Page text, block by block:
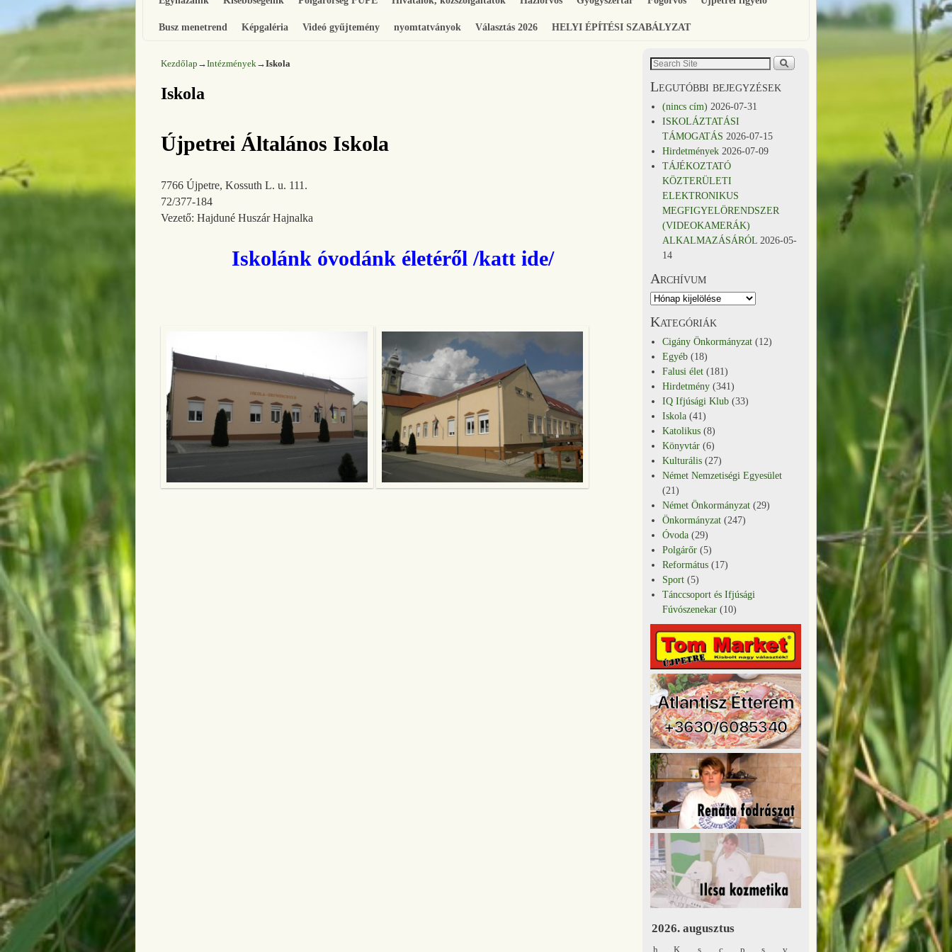
Busz menetrend Képgaléria Videó gyűjtemény nyomtatványok Választás 2026 HELYI ÉPÍTÉSI SZABÁLYZAT
Kezdőlap →Intézmények→Iskola
Iskola
Újpetrei Általános Iskola
7766 Újpetre, Kossuth L. u. 111.
72/377-184
Vezető: Hajduné Huszár Hajnalka
Iskolánk óvodánk életéről /katt ide/
Legutóbbi bejegyzések
(nincs cím) 2026-07-31
ISKOLÁZTATÁSI
TÁMOGATÁS 2026-07-15
Hirdetmények 2026-07-09
TÁJÉKOZTATÓ
KÖZTERÜLETI
ELEKTRONIKUS
MEGFIGYELÖRENDSZER
(VIDEOKAMERÁK)
ALKALMAZÁSÁRÓL 2026-05-
14
Archívum
Kategóriák
Cigány Önkormányzat (12)
Egyéb (18)
Falusi élet (181)
Hirdetmény (341)
IQ Ifjúsági Klub (33)
Iskola (41)
Katolikus (8)
Könyvtár (6)
Kulturális (27)
Német Nemzetiségi Egyesület
(21)
Német Önkormányzat (29)
Önkormányzat (247)
Óvoda (29)
Polgárőr (5)
Református (17)
Sport (5)
Tánccsoport és Ifjúsági
Fúvószenekar (10)
2026. augusztus
h K s c p s v